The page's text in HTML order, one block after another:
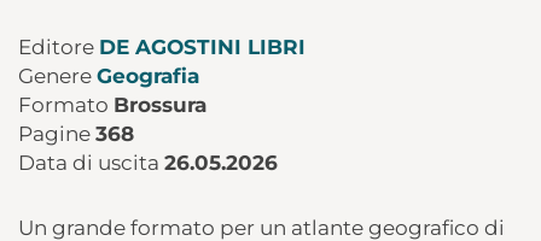
Editore DE AGOSTINI LIBRI
Genere Geografia
Formato Brossura
Pagine 368
Data di uscita 26.05.2026
Un grande formato per un atlante geografico di